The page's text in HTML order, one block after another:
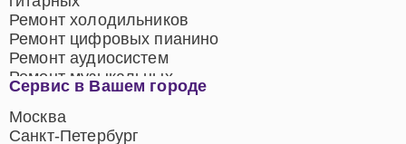
Сервис в Вашем городе
Москва
Санкт-Петербург
Ремонт холодильников
Ремонт цифровых пианино
Ремонт аудиосистем
Ремонт музыкальных
центров
Ремонт домашних
кинотеатров